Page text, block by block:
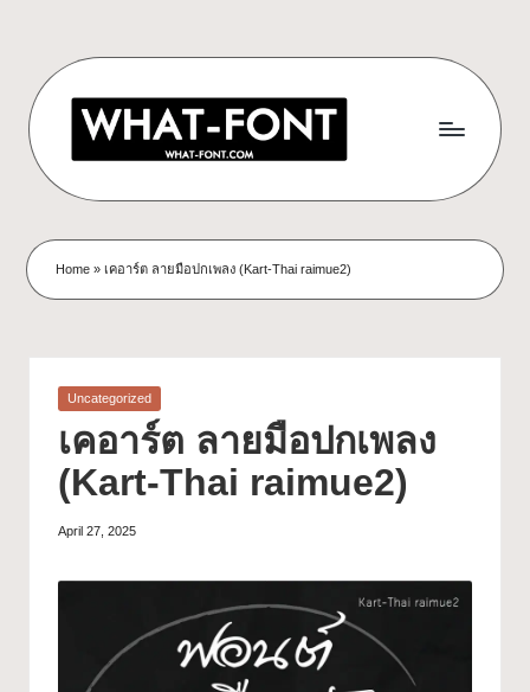
Home » เคอาร์ต ลายมือปกเพลง (Kart-Thai raimue2)
Uncategorized
เคอาร์ต ลายมือปกเพลง
(Kart-Thai raimue2)
April 27, 2025